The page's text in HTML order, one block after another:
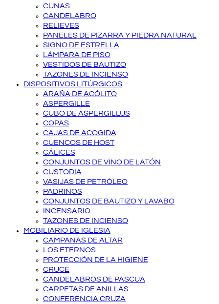
CUNAS
CANDELABRO
RELIEVES
PANELES DE PIZARRA Y PIEDRA NATURAL
SIGNO DE ESTRELLA
LÁMPARA DE PISO
VESTIDOS DE BAUTIZO
TAZONES DE INCIENSO
DISPOSITIVOS LITÚRGICOS
ARAÑA DE ACÓLITO
ASPERGILLE
CUBO DE ASPERGILLUS
COPAS
CAJAS DE ACOGIDA
CUENCOS DE HOST
CÁLICES
CONJUNTOS DE VINO DE LATÓN
CUSTODIA
VASIJAS DE PETRÓLEO
PADRINOS
CONJUNTOS DE BAUTIZO Y LAVABO
INCENSARIO
TAZONES DE INCIENSO
MOBILIARIO DE IGLESIA
CAMPANAS DE ALTAR
LOS ETERNOS
PROTECCIÓN DE LA HIGIENE
CRUCE
CANDELABROS DE PASCUA
CARPETAS DE ANILLAS
CONFERENCIA CRUZA